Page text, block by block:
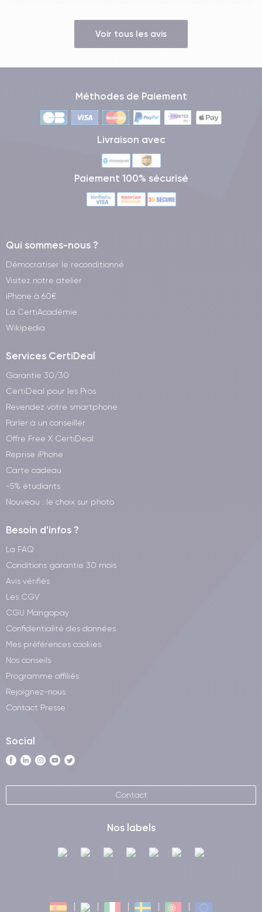
Voir tous les avis
Méthodes de Paiement
Livraison avec
Paiement 100% sécurisé
Qui sommes-nous ?
Démocratiser le reconditionné
Visitez notre atelier
iPhone à 60€
La CertiAcadémie
Wikipedia
Services CertiDeal
Garantie 30/30
CertiDeal pour les Pros
Revendez votre smartphone
Parler à un conseiller
Offre Free X CertiDeal
Reprise iPhone
Carte cadeau
-5% étudiants
Nouveau : le choix sur photo
Besoin d'infos ?
La FAQ
Conditions garantie 30 mois
Avis vérifiés
Les CGV
CGU Mangopay
Confidentialité des données
Mes préférences cookies
Nos conseils
Programme affiliés
Rejoignez-nous
Contact Presse
Social
Contact
Nos labels